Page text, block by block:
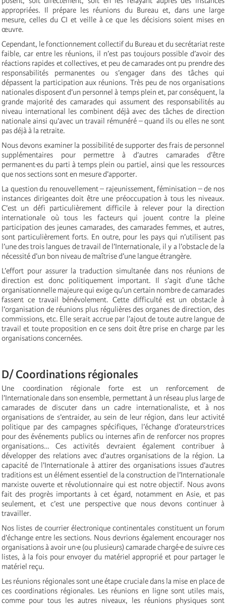
appropriées. Il prépare les réunions du Bureau et, dans une large
mesure, celles du CI et veille à ce que les décisions soient mises en
œuvre.
Cependant, le fonctionnement collectif du Bureau et du secrétariat reste
faible, car entre les réunions, il n’est pas toujours possible d’avoir des
réactions rapides et collectives, et peu de camarades ont pu prendre des
responsabilités permanentes ou s’engager dans des tâches qui
dépassent la participation aux réunions. Très peu de nos organisations
nationales disposent d’un personnel à temps plein et, par conséquent, la
grande majorité des camarades qui assument des responsabilités au
niveau international les combinent déjà avec des tâches de direction
nationale ainsi qu’avec un travail rémunéré – quand ils ou elles ne sont
pas déjà à la retraite.
Nous devons examiner la possibilité de supporter des frais de personnel
supplémentaires pour permettre à d’autres camarades d’être
permanent·es du parti à temps plein ou partiel, ainsi que les ressources
que nos sections sont en mesure d’apporter.
La question du renouvellement – rajeunissement, féminisation – de nos
instances dirigeantes doit être une préoccupation à tous les niveaux.
C’est un défi particulièrement difficile à relever pour la direction
internationale où tous les facteurs qui jouent contre la pleine
participation des jeunes camarades, des camarades femmes, et autres,
sont particulièrement forts. En outre, pour les pays qui n’utilisent pas
l’une des trois langues de travail de l’Internationale, il y a l’obstacle de la
nécessité d’un bon niveau de maîtrise d’une langue étrangère.
L’effort pour assurer la traduction simultanée dans nos réunions de
direction est donc politiquement important. Il s’agit d’une tâche
organisationnelle majeure qui exige qu’un certain nombre de camarades
fassent ce travail bénévolement. Cette difficulté est un obstacle à
l’organisation de réunions plus régulières des organes de direction, des
commissions, etc. Elle serait accrue par l’ajout de toute autre langue de
travail et toute proposition en ce sens doit être prise en charge par les
organisations concernées.
D/ Coordinations régionales
Une coordination régionale forte est un renforcement de
l’Internationale dans son ensemble, permettant à un réseau plus large de
camarades de discuter dans un cadre internationaliste, et à nos
organisations de s’entraider, au sein de leur région, dans leur activité
politique par des campagnes spécifiques, l’échange d’orateurs·trices
pour des événements publics ou internes afin de renforcer nos propres
organisations… Ces activités devraient également contribuer à
développer des relations avec d’autres organisations de la région. La
capacité de l’Internationale à attirer des organisations issues d’autres
traditions est un élément essentiel de la construction de l’Internationale
marxiste ouverte et révolutionnaire qui est notre objectif. Nous avons
fait des progrès importants à cet égard, notamment en Asie, et pas
seulement, et c’est une perspective que nous devons continuer à
travailler.
Nos listes de courrier électronique continentales constituent un forum
d’échange entre les sections. Nous devrions également encourager nos
organisations à avoir un·e (ou plusieurs) camarade chargé·e de suivre ces
listes, à la fois pour envoyer du matériel approprié et pour partager le
matériel reçu.
Les réunions régionales sont une étape cruciale dans la mise en place de
ces coordinations régionales. Les réunions en ligne sont utiles mais,
comme pour tous les autres niveaux, les réunions physiques sont